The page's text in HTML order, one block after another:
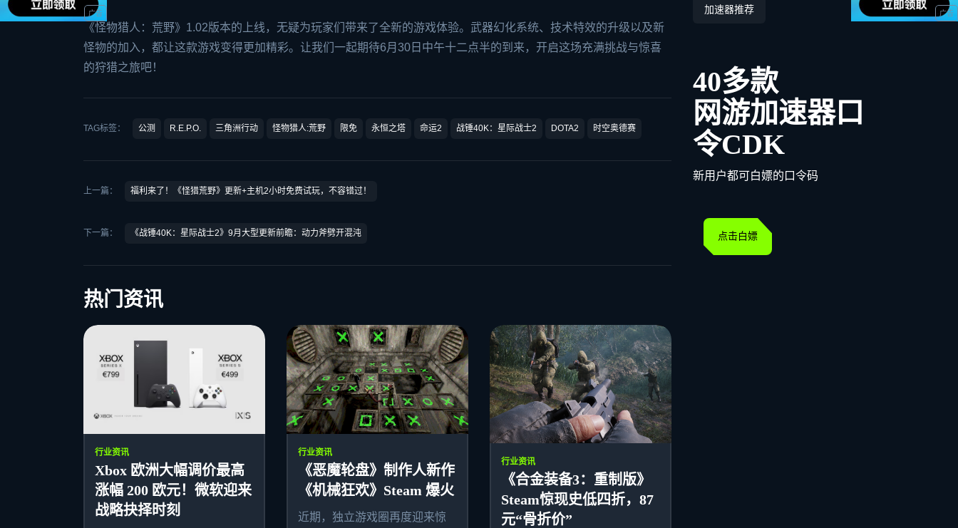
《怪物猎人：荒野》1.02版本的上线，无疑为玩家们带来了全新的游戏体验。武器幻化系统、技术特效的升级以及新
怪物的加入，都让这款游戏变得更加精彩。让我们一起期待6月30日中午十二点半的到来，开启这场充满挑战与惊喜
的狩猎之旅吧！
TAG标签： 公测 R.E.P.O. 三角洲行动 怪物猎人:荒野 限免 永恒之塔 命运2 战锤40K：星际战士2 DOTA2 时空奥德赛
上一篇： 福利来了！《怪猎荒野》更新+主机2小时免费试玩，不容错过！
下一篇： 《战锤40K：星际战士2》9月大型更新前瞻：动力斧劈开混沌
热门资讯
行业资讯
Xbox 欧洲大幅调价最高
涨幅 200 欧元！微软迎来
战略抉择时刻
行业资讯
《恶魔轮盘》制作人新作
《机械狂欢》Steam 爆火
近期，独立游戏圈再度迎来惊
行业资讯
《合金装备3：重制版》
Steam惊现史低四折，87
元“骨折价”
加速器推荐
40多款
网游加速器口
令CDK
新用户都可白嫖的口令码
点击白嫖